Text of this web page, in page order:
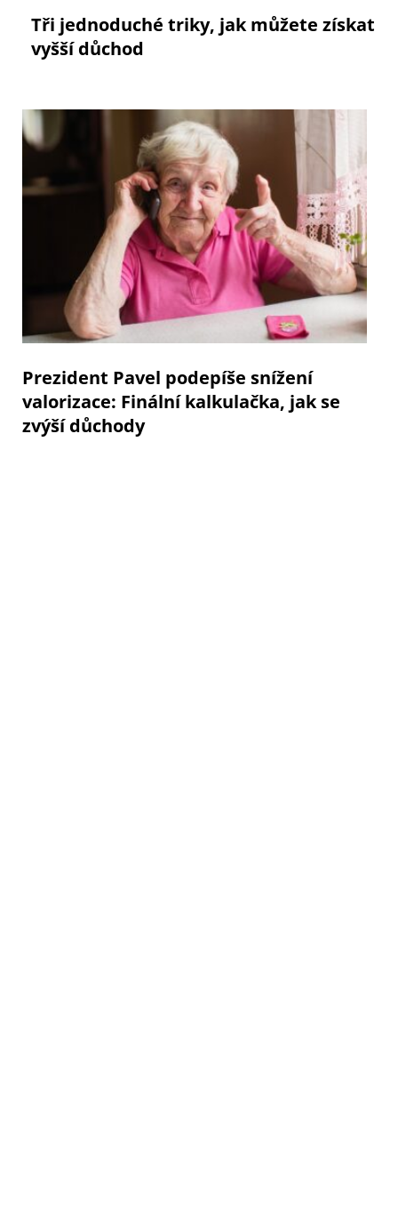
Tři jednoduché triky, jak můžete získat
vyšší důchod
Prezident Pavel podepíše snížení
valorizace: Finální kalkulačka, jak se
zvýší důchody